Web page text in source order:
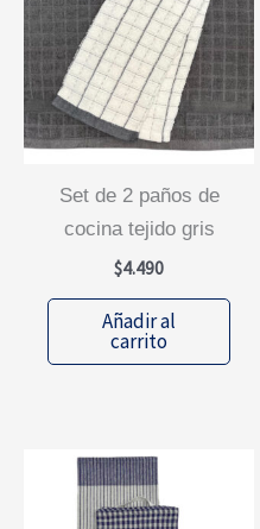
set de 2 paños de
cocina tejido gris
$4.490
Añadir al
carrito